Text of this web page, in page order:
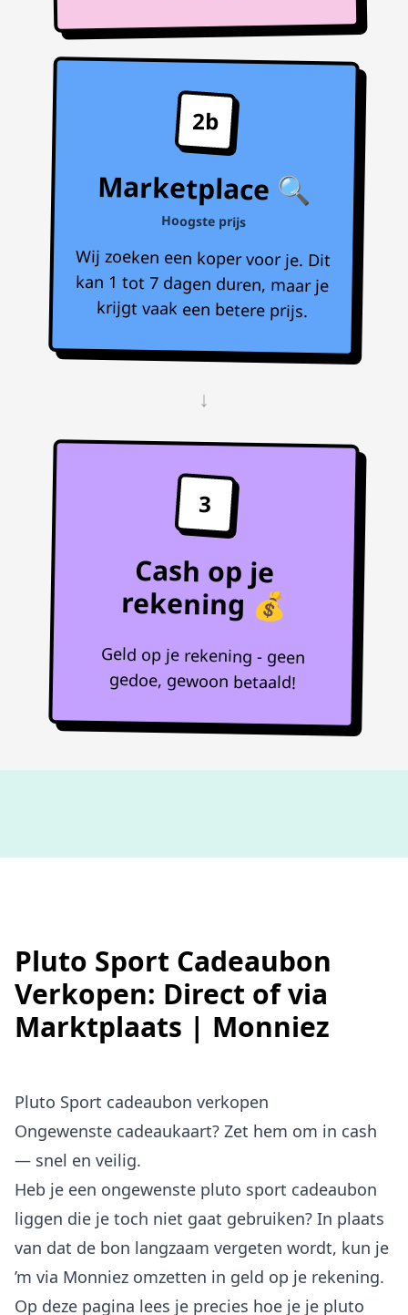
2b
Marketplace 🔍
Hoogste prijs
Wij zoeken een koper voor je. Dit
kan 1 tot 7 dagen duren, maar je
krijgt vaak een betere prijs.
↓
3
Cash op je
rekening 💰
Geld op je rekening - geen
gedoe, gewoon betaald!
Pluto Sport Cadeaubon
Verkopen: Direct of via
Marktplaats | Monniez
Pluto Sport cadeaubon verkopen
Ongewenste cadeaukaart? Zet hem om in cash
— snel en veilig.
Heb je een ongewenste pluto sport cadeaubon
liggen die je toch niet gaat gebruiken? In plaats
van dat de bon langzaam vergeten wordt, kun je
’m via Monniez omzetten in geld op je rekening.
Op deze pagina lees je precies hoe je je pluto